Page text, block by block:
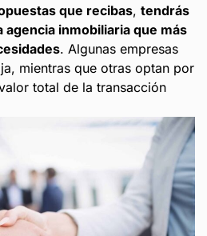
que recibas, tendrás
agencia inmobiliaria que más
. Algunas empresas
mientras que otras optan por
total de la transacción